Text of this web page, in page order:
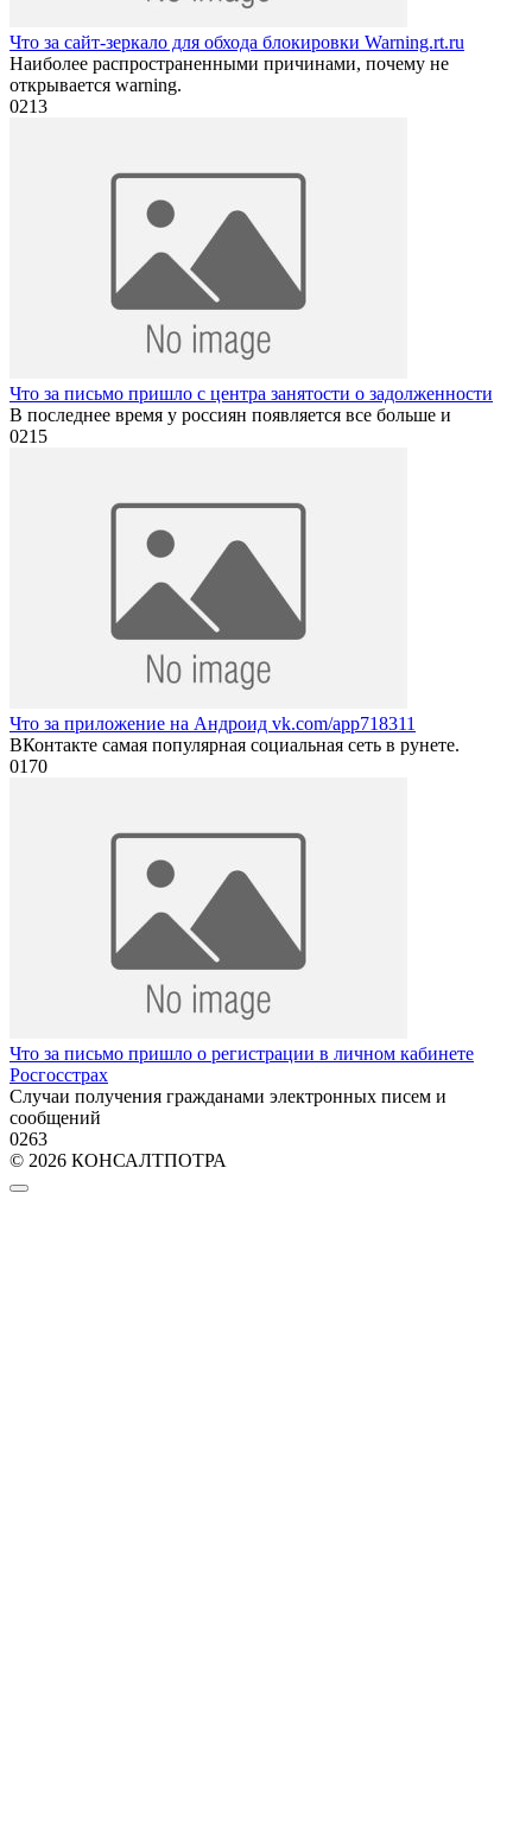
Что за сайт-зеркало для обхода блокировки Warning.rt.ru
Наиболее распространенными причинами, почему не
открывается warning.
0213
Что за письмо пришло с центра занятости о задолженности
В последнее время у россиян появляется все больше и
0215
Что за приложение на Андроид vk.com/app718311
ВКонтакте самая популярная социальная сеть в рунете.
0170
Что за письмо пришло о регистрации в личном кабинете
Росгосстрах
Случаи получения гражданами электронных писем и
сообщений
0263
© 2026 КОНСАЛТПОТРА